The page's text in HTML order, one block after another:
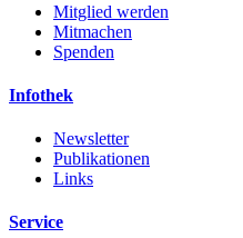
Mitglied werden
Mitmachen
Spenden
Infothek
Newsletter
Publikationen
Links
Service